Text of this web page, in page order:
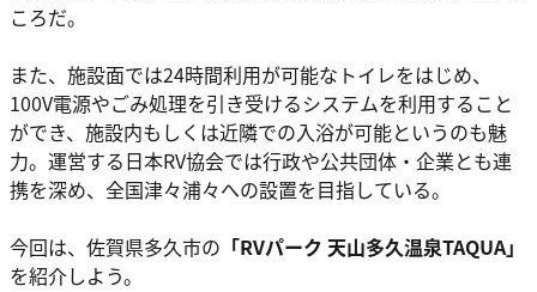
ころだ。
また、施設面では24時間利用が可能なトイレをはじめ、
100V電源やごみ処理を引き受けるシステムを利用すること
ができ、施設内もしくは近隣での入浴が可能というのも魅
力。運営する日本RV協会では行政や公共団体・企業とも連
携を深め、全国津々浦々への設置を目指している。
今回は、佐賀県多久市の 「RVパーク 天山多久温泉TAQUA」
を紹介しよう。